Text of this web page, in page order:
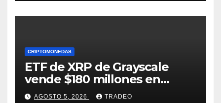
CRIPTOMONEDAS
ETF de XRP de Grayscale
vende $180 millones en
tokens tras grandes pérdidas
AGOSTO 5, 2026 TRADEO